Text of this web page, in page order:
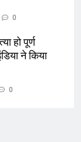
0
हो पूर्ण
ने किया
0